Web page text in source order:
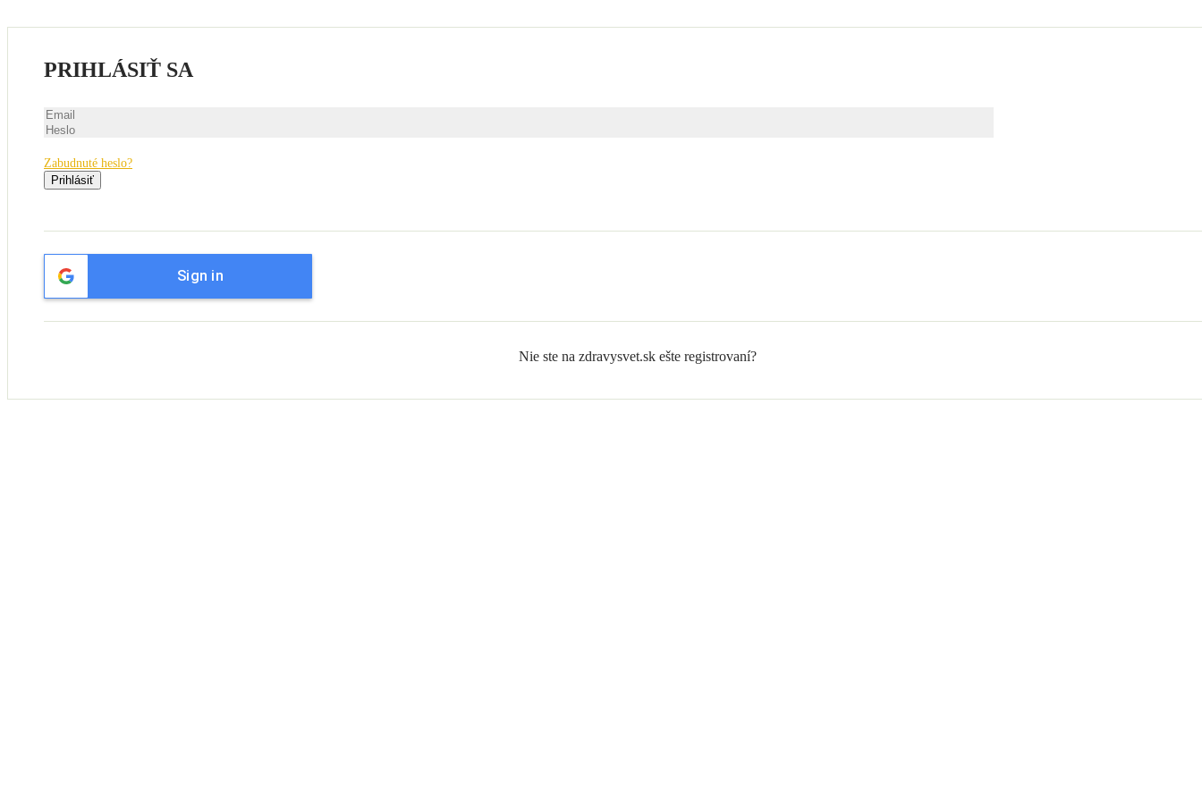
PRIHLÁSIŤ SA
Zabudnuté heslo?
Prihlásiť
Sign in
Nie ste na zdravysvet.sk ešte registrovaní?